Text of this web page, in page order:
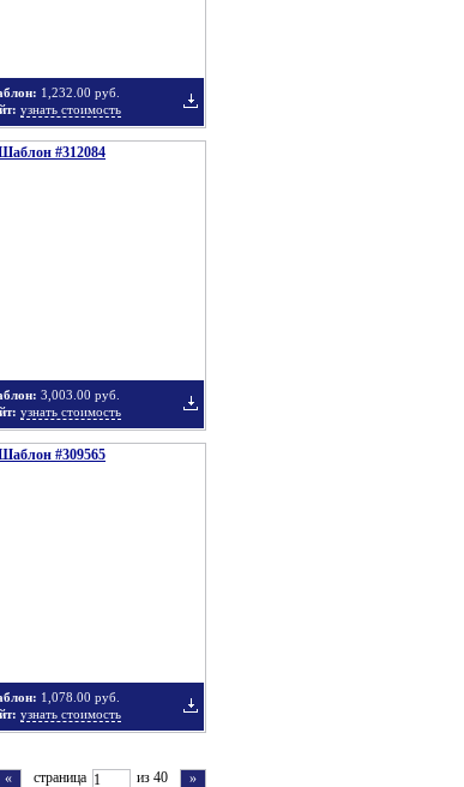
1,232.00 руб.
узнать стоимость
#312084
3,003.00 руб.
узнать стоимость
#309565
Добавить
1,078.00 руб.
узнать стоимость
»
страница из 40
«